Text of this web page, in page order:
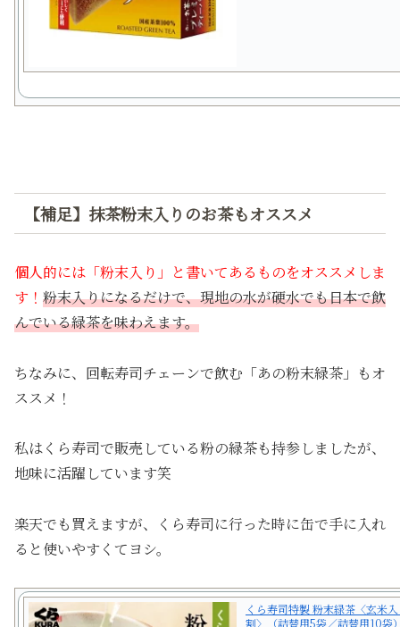
【補足】抹茶粉末入りのお茶もオススメ
個人的には「粉末入り」と書いてあるものをオススメしま
す！ 粉末入りになるだけで、現地の水が硬水でも日本で飲
んでいる緑茶を味わえます。
ちなみに、回転寿司チェーンで飲む「あの粉末緑茶」もオ
ススメ！
私はくら寿司で販売している粉の緑茶も持参しましたが、
地味に活躍しています笑
楽天でも買えますが、くら寿司に行った時に缶で手に入れ
ると使いやすくてヨシ。
くら寿司特製 粉末緑茶〈玄米
割〉（詰替用5袋／詰替用10袋